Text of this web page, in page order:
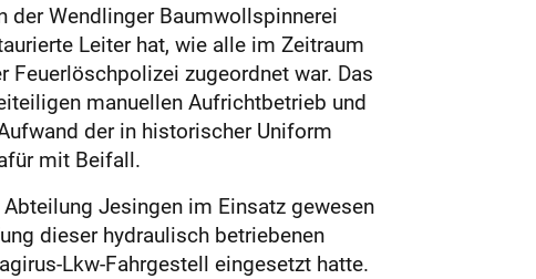
der Wendlinger Baumwollspinnerei
Leiter hat, wie alle im Zeitraum
Feuerlöschpolizei zugeordnet war. Das
manuellen Aufrichtbetrieb und
der in historischer Uniform
mit Beifall.
Jesingen im Einsatz gewesen
dieser hydraulisch betriebenen
Lkw-Fahrgestell eingesetzt hatte.